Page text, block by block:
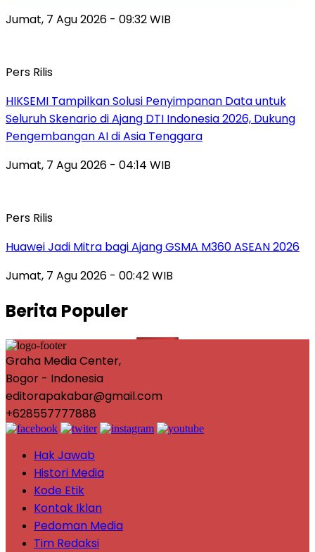
Jumat, 7 Agu 2026 - 09:32 WIB
Pers Rilis
HIKSEMI Tampilkan Solusi Penyimpanan Data untuk
Seluruh Skenario di Ajang DTI Indonesia 2026, Dukung
Pengembangan AI di Asia Tenggara
Jumat, 7 Agu 2026 - 04:14 WIB
Pers Rilis
Huawei Jadi Mitra bagi Ajang GSMA M360 ASEAN 2026
Jumat, 7 Agu 2026 - 00:42 WIB
Berita Populer
Graha Media Center,
Bogor - Indonesia
editorapakabar@gmail.com
+628557777888
Hak Jawab
Histori Media
Kode Etik
Kontak Iklan
Pedoman Media
Tim Redaksi